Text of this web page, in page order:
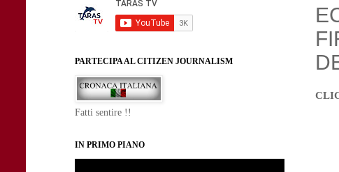
PARTECIPA AL CITIZEN JOURNALISM
Fatti sentire !!
IN PRIMO PIANO